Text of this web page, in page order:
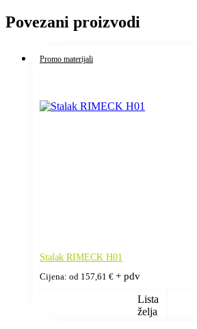
Povezani proizvodi
Promo materijali
Stalak RIMECK H01
Cijena: od 157,61 € + pdv
Lista
želja